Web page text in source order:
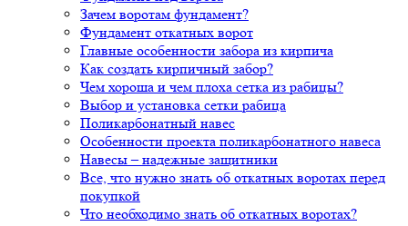
Зачем воротам фундамент?
Фундамент откатных ворот
Главные особенности забора из кирпича
Как создать кирпичный забор?
Чем хороша и чем плоха сетка из рабицы?
Выбор и установка сетки рабица
Поликарбонатный навес
Особенности проекта поликарбонатного навеса
Навесы – надежные защитники
Все, что нужно знать об откатных воротах перед
покупкой
Что необходимо знать об откатных воротах?